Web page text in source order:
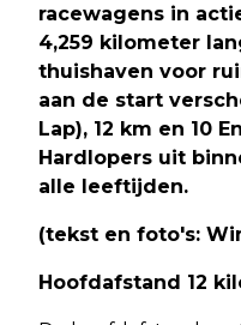
racewagens in
4,259 kilometer
thuishaven voor
aan de start
Lap), 12 km en 10
Hardlopers uit
alle leeftijden.
(tekst en foto's:
Hoofdafstand 12